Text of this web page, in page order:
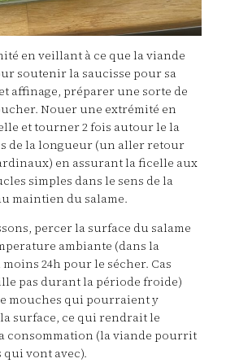
en veillant à ce que la viande
soutenir la saucisse pour sa
affinage, préparer une sorte de
Nouer une extrémité en
et tourner 2 fois autour le la
de la longueur (un aller retour
en assurant la ficelle aux
simples dans le sens de la
maintien du salame.
percer la surface du salame
ambiante (dans la
24h pour le sécher. Cas
pas durant la période froide)
mouches qui pourraient y
surface, ce qui rendrait le
consommation (la viande pourrit
vont avec).